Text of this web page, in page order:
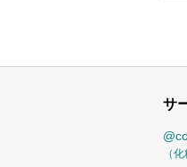
サ
（